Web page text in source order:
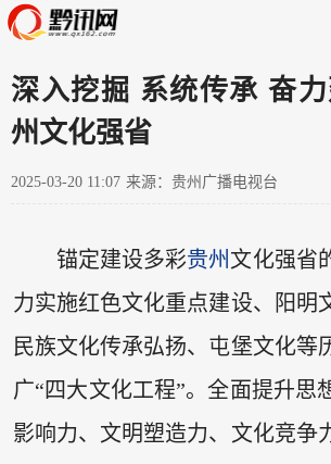
深入挖掘 系统传承 奋
州文化强省
2025-03-20 11:07 来源：贵州广播电视台
锚定建设多彩贵州 文化强省
力实施红色文化重点建设、阳明
民族文化传承弘扬、屯堡文化等
广“四大文化工程”。全面提升思
影响力、文明塑造力、文化竞争